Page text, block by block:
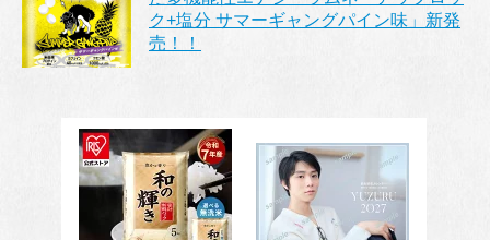
ク+塩分 サマーギャングパイン味」新発
売！！